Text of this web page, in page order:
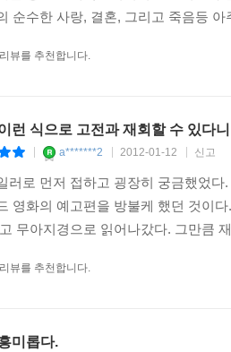
극과 서사 로맨스 사이에서 당신의
, 희미한 구릉 도시, 비밀 문서와 숨
의 비극적 러브스토리에 놀랄 만한
나가 유려하게 그려진다. 이보다 더
력, 훌륭한 구성, 아름다운 묘사, 이
브릴랜드
흥미로운 스릴 넘치는 이야기가 책장
순수한 사랑, 결혼, 그리고 죽음등
뷰를 추천합니다.
런 식으로 고전과 재회할 수 있다
a*******2 2012-01-12 신고
러로 먼저 접하고 굉장히 궁금했었
영화의 예고편을 방불케 했던 것이
무아지경으로 읽어나갔다. 그만큼
뷰를 추천합니다.
미롭다.